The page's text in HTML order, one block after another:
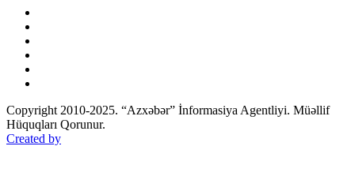
Copyright 2010-2025. “Azxəbər” İnformasiya Agentliyi. Müəllif
Hüquqları Qorunur.
Created by